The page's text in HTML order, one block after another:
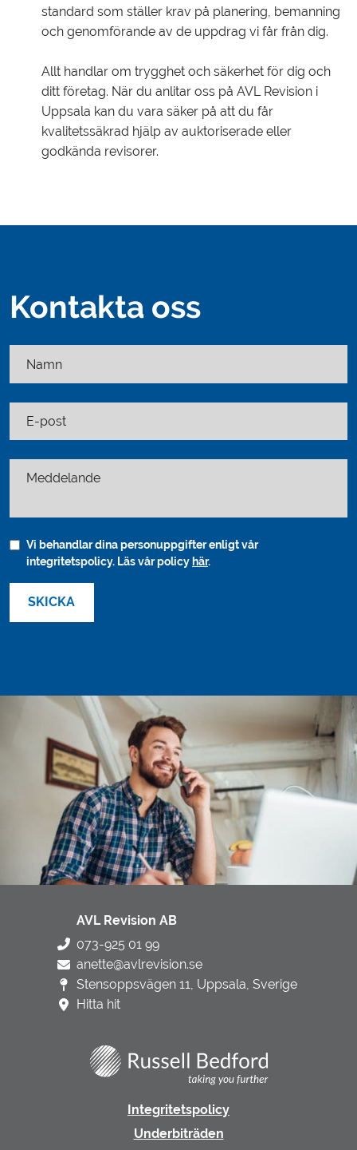
standard som ställer krav på planering, bemanning
och genomförande av de uppdrag vi får från dig.
Allt handlar om trygghet och säkerhet för dig och
ditt företag. När du anlitar oss på AVL Revision i
Uppsala kan du vara säker på att du får
kvalitetssäkrad hjälp av auktoriserade eller
godkända revisorer.
Kontakta oss
Namn
E-post
Vi behandlar dina personuppgifter enligt vår
integritetspolicy. Läs vår policyhär.
AVL Revision AB
073-925 01 99
anette@avlrevision.se
Stensoppsvägen 11, Uppsala, Sverige
Hitta hit
Integritetspolicy
Underbiträden